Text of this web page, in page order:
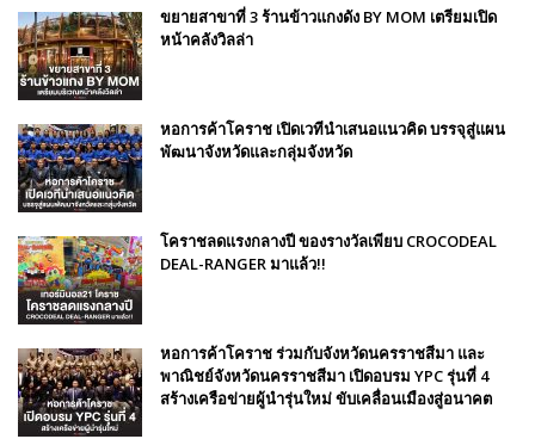
ขยายสาขาที่ 3 ร้านข้าวแกงดัง BY MOM เตรียมเปิด
หน้าคลังวิลล่า
หอการค้าโคราช เปิดเวทีนำเสนอแนวคิด บรรจุสู่แผน
พัฒนาจังหวัดและกลุ่มจังหวัด
โคราชลดแรงกลางปี ของรางวัลเพียบ CROCODEAL
DEAL-RANGER มาแล้ว!!
หอการค้าโคราช ร่วมกับจังหวัดนครราชสีมา และ
พาณิชย์จังหวัดนครราชสีมา เปิดอบรม YPC รุ่นที่ 4
สร้างเครือข่ายผู้นำรุ่นใหม่ ขับเคลื่อนเมืองสู่อนาคต